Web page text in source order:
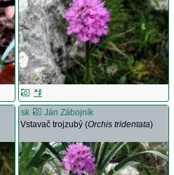
sk
Ján Zábojník
Vstavač trojzubý (Orchis tridentata)